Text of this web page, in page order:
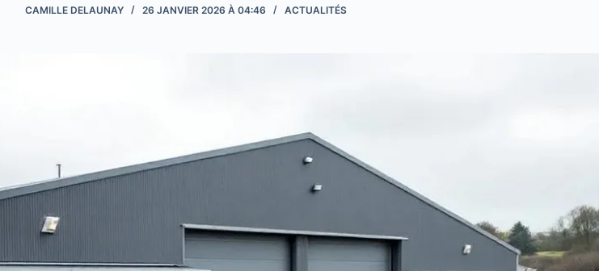
CAMILLE DELAUNAY 26 JANVIER 2026 À 04:46 ACTUALITÉS